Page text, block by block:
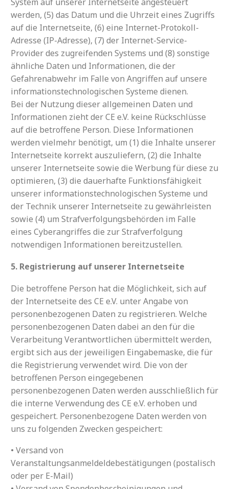
System auf unserer Internetseite angesteuert
werden, (5) das Datum und die Uhrzeit eines Zugriffs
auf die Internetseite, (6) eine Internet-Protokoll-
Adresse (IP-Adresse), (7) der Internet-Service-
Provider des zugreifenden Systems und (8) sonstige
ähnliche Daten und Informationen, die der
Gefahrenabwehr im Falle von Angriffen auf unsere
informationstechnologischen Systeme dienen.
Bei der Nutzung dieser allgemeinen Daten und
Informationen zieht der CE e.V. keine Rückschlüsse
auf die betroffene Person. Diese Informationen
werden vielmehr benötigt, um (1) die Inhalte unserer
Internetseite korrekt auszuliefern, (2) die Inhalte
unserer Internetseite sowie die Werbung für diese zu
optimieren, (3) die dauerhafte Funktionsfähigkeit
unserer informationstechnologischen Systeme und
der Technik unserer Internetseite zu gewährleisten
sowie (4) um Strafverfolgungsbehörden im Falle
eines Cyberangriffes die zur Strafverfolgung
notwendigen Informationen bereitzustellen.
5. Registrierung auf unserer Internetseite
Die betroffene Person hat die Möglichkeit, sich auf
der Internetseite des CE e.V. unter Angabe von
personenbezogenen Daten zu registrieren. Welche
personenbezogenen Daten dabei an den für die
Verarbeitung Verantwortlichen übermittelt werden,
ergibt sich aus der jeweiligen Eingabemaske, die für
die Registrierung verwendet wird. Die von der
betroffenen Person eingegebenen
personenbezogenen Daten werden ausschließlich für
die interne Verwendung des CE e.V. erhoben und
gespeichert. Personenbezogene Daten werden von
uns zu folgenden Zwecken gespeichert:
• Versand von
Veranstaltungsanmeldeldebestätigungen (postalisch
oder per E-Mail)